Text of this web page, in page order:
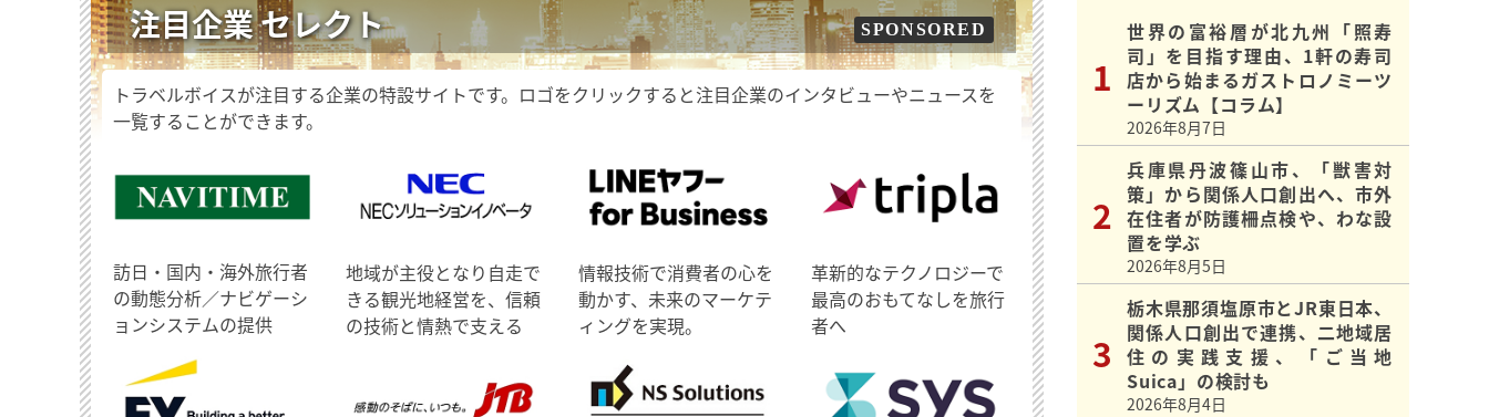
注目企業 セレクト SPONSORED
トラベルボイスが注目する企業の特設サイトです。ロゴをクリックすると注目企業のインタビューやニュースを
一覧することができます。
訪日・国内・海外旅行者
の動態分析／ナビゲーシ
ョンシステムの提供
地域が主役となり自走で
きる観光地経営を、信頼
の技術と情熱で支える
情報技術で消費者の心を
動かす、未来のマーケテ
ィングを実現。
革新的なテクノロジーで
最高のおもてなしを旅行
者へ
世界の富裕層が北九州「照寿
司」を目指す理由、1軒の寿司
店から始まるガストロノミーツ
ーリズム【コラム】
2026年8月7日
兵庫県丹波篠山市、「獣害対
策」から関係人口創出へ、市外
在住者が防護柵点検や、わな設
置を学ぶ
2026年8月5日
栃木県那須塩原市とJR東日本、
関係人口創出で連携、二地域居
住の実践支援、「ご当地
Suica」の検討も
2026年8月4日